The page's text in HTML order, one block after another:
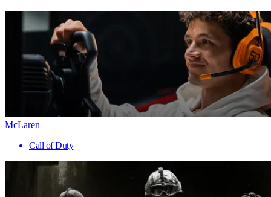
McLaren
Call of Duty